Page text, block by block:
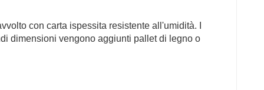
con carta ispessita resistente all'umidità. I
dimensioni vengono aggiunti pallet di legno o